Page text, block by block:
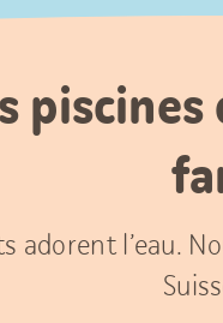
adorent l’eau.